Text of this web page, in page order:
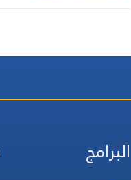
البرامج